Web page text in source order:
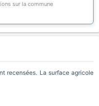
sur la commune
recensées. La surface agricole